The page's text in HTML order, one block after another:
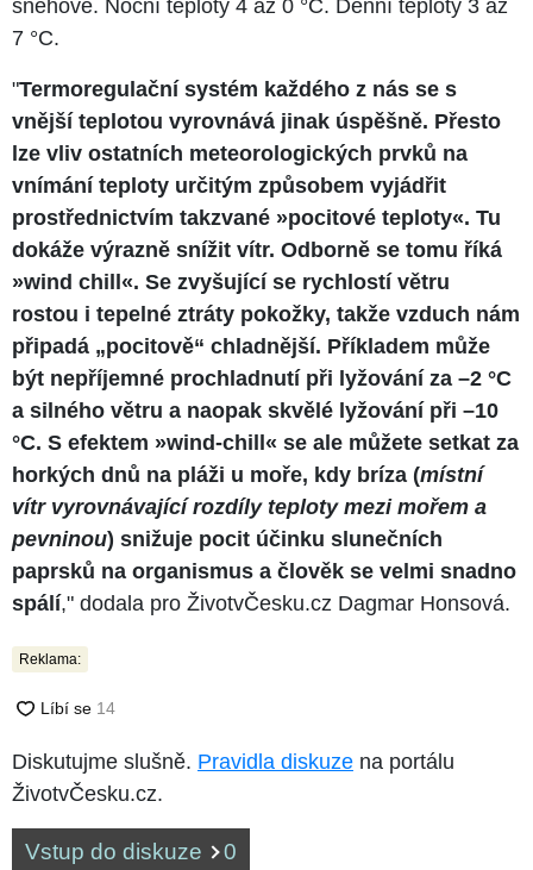
sněhové. Noční teploty 4 až 0 °C. Denní teploty 3 až
7 °C.
"Termoregulační systém každého z nás se s
vnější teplotou vyrovnává jinak úspěšně. Přesto
lze vliv ostatních meteorologických prvků na
vnímání teploty určitým způsobem vyjádřit
prostřednictvím takzvané »pocitové teploty«. Tu
dokáže výrazně snížit vítr. Odborně se tomu říká
»wind chill«. Se zvyšující se rychlostí větru
rostou i tepelné ztráty pokožky, takže vzduch nám
připadá „pocitově“ chladnější. Příkladem může
být nepříjemné prochladnutí při lyžování za –2 °C
a silného větru a naopak skvělé lyžování při –10
°C. S efektem »wind-chill« se ale můžete setkat za
horkých dnů na pláži u moře, kdy bríza (místní
vítr vyrovnávající rozdíly teploty mezi mořem a
pevninou) snižuje pocit účinku slunečních
paprsků na organismus a člověk se velmi snadno
spálí," dodala pro ŽivotvČesku.cz Dagmar Honsová.
Reklama:
Diskutujme slušně. Pravidla diskuze na portálu
ŽivotvČesku.cz.
Vstup do diskuze 0